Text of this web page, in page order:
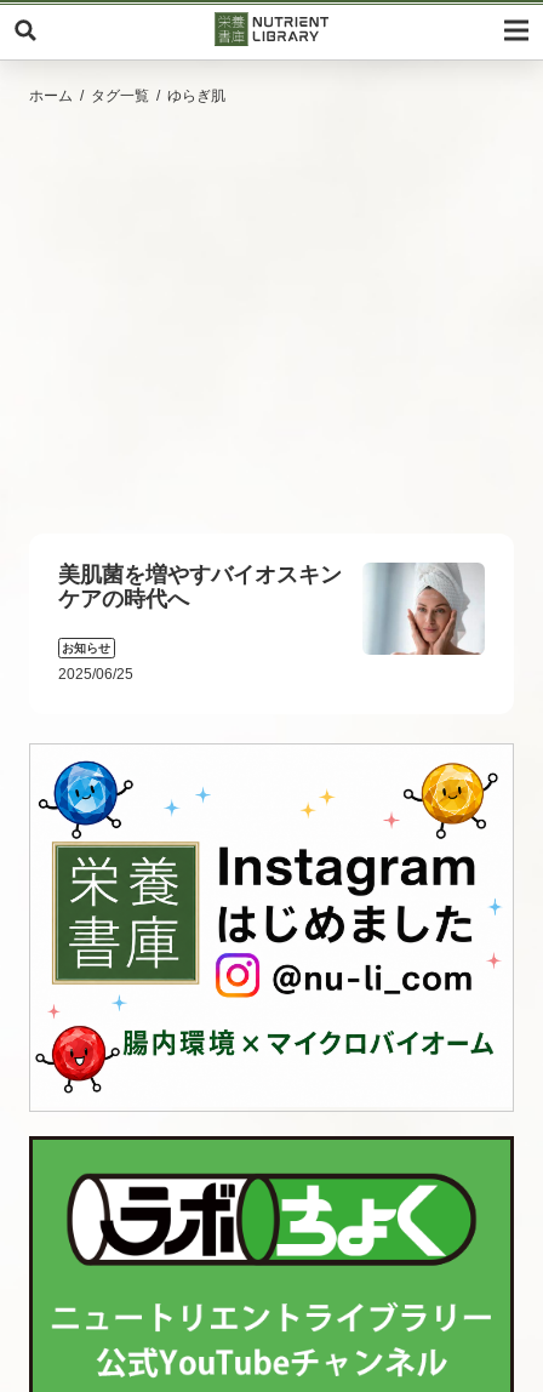
ホーム タグ一覧 ゆらぎ肌
美肌菌を増やすバイオスキン
ケアの時代へ
お知らせ
2025/06/25